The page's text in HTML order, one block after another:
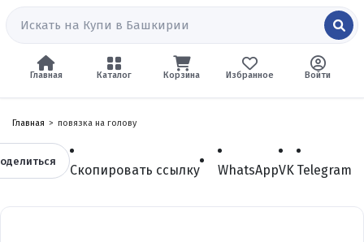
Главная Каталог Войти
Избранное
Корзина
Главная повязка на голову
Скопировать ссылку WhatsAppVK Telegram